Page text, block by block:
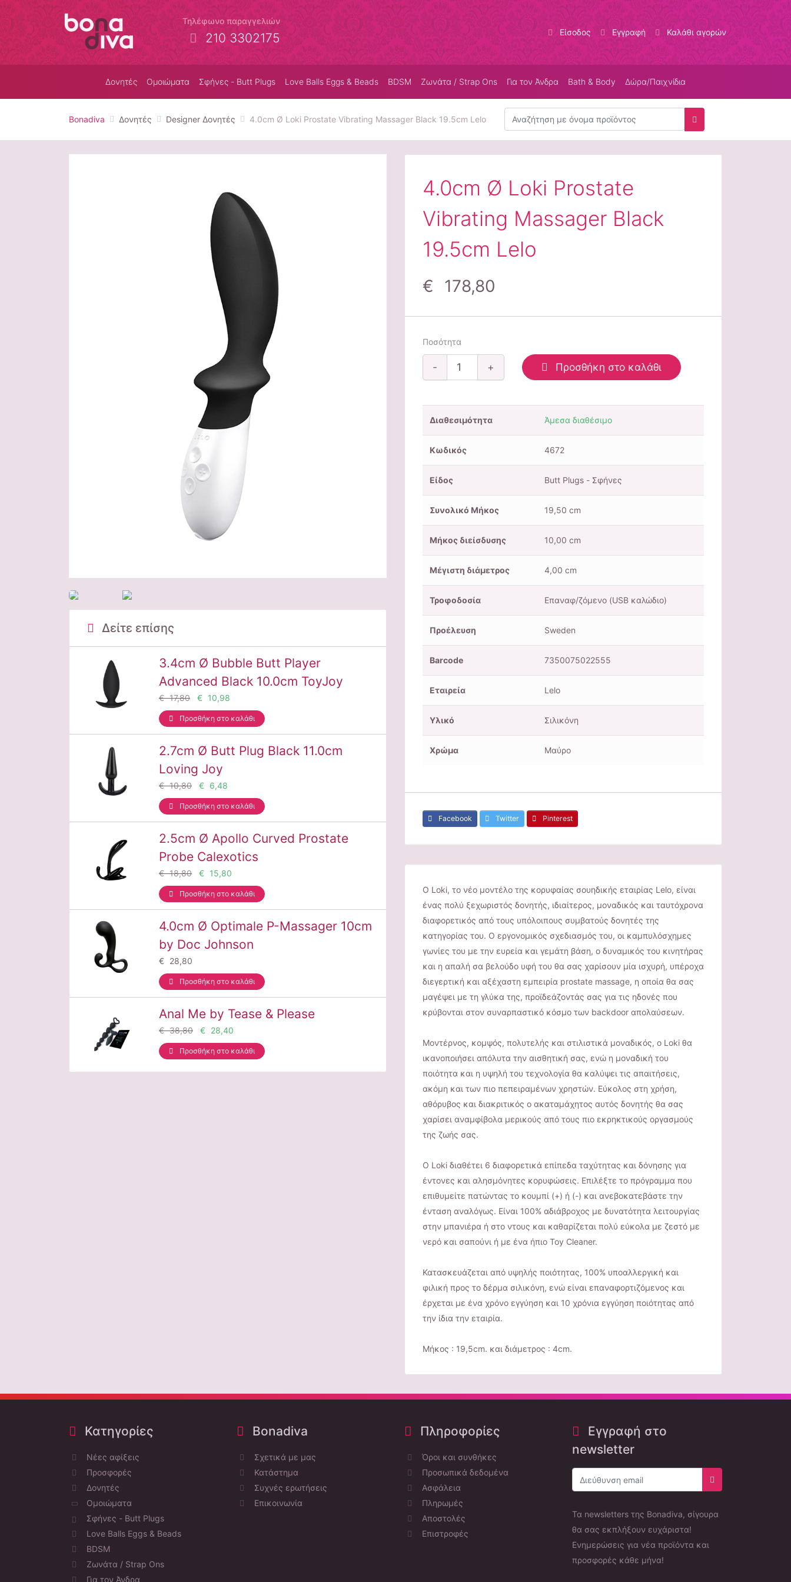
Τηλέφωνο παραγγελιών
210 3302175 Είσοδος Εγγραφή Καλάθι αγορών
Δονητές Ομοιώματα Σφήνες - Butt Plugs Love Balls Eggs & Beads BDSM Ζωνάτα / Strap Ons Για τον Άνδρα Bath & Body Δώρα/Παιχνίδια
Bonadiva Δονητές Designer Δονητές 4.0cm Ø Loki Prostate Vibrating Massager Black 19.5cm Lelo
Αναζήτηση
Αναζήτηση
4.0cm Ø Loki Prostate
Vibrating Massager Black
19.5cm Lelo
€ 178,80
Ποσότητα
- + Προσθήκη στο καλάθι
Διαθεσιμότητα Άμεσα διαθέσιμο
Κωδικός 4672
Είδος Butt Plugs - Σφήνες
Συνολικό Μήκος 19,50 cm
Μήκος διείσδυσης 10,00 cm
Μέγιστη διάμετρος 4,00 cm
Τροφοδοσία Επαναφ/ζόμενο (USB καλώδιο)
Προέλευση Sweden
Barcode 7350075022555
Εταιρεία Lelo
Υλικό Σιλικόνη
Χρώμα Μαύρo
Facebook Twitter Pinterest
Ο Loki, το νέο μοντέλο της κορυφαίας σουηδικής εταιρίας Lelo, είναι
ένας πολύ ξεχωριστός δονητής, ιδιαίτερος, μοναδικός και ταυτόχρονα
διαφορετικός από τους υπόλοιπους συμβατούς δονητές της
κατηγορίας του. Ο εργονομικός σχεδιασμός του, οι καμπυλόσχημες
γωνίες του με την ευρεία και γεμάτη βάση, ο δυναμικός του κινητήρας
και η απαλή σα βελούδο υφή του θα σας χαρίσουν μία ισχυρή, υπέροχα
διεγερτική και αξέχαστη εμπειρία prostate massage, η οποία θα σας
μαγέψει με τη γλύκα της, προϊδεάζοντάς σας για τις ηδονές που
κρύβονται στον συναρπαστικό κόσμο των backdoor απολαύσεων.
Μοντέρνος, κομψός, πολυτελής και στιλιστικά μοναδικός, ο Loki θα
ικανοποιήσει απόλυτα την αισθητική σας, ενώ η μοναδική του
ποιότητα και η υψηλή του τεχνολογία θα καλύψει τις απαιτήσεις,
ακόμη και των πιο πεπειραμένων χρηστών. Εύκολος στη χρήση,
αθόρυβος και διακριτικός ο ακαταμάχητος αυτός δονητής θα σας
χαρίσει αναμφίβολα μερικούς από τους πιο εκρηκτικούς οργασμούς
της ζωής σας.
Ο Loki διαθέτει 6 διαφορετικά επίπεδα ταχύτητας και δόνησης για
έντονες και αλησμόνητες κορυφώσεις. Επιλέξτε το πρόγραμμα που
επιθυμείτε πατώντας το κουμπί (+) ή (-) και ανεβοκατεβάστε την
ένταση αναλόγως. Είναι 100% αδιάβροχoς με δυνατότητα λειτουργίας
στην μπανιέρα ή στο ντους και καθαρίζεται πολύ εύκολα με ζεστό με
νερό και σαπούνι ή με ένα ήπιο Toy Cleaner.
Κατασκευάζεται από υψηλής ποιότητας, 100% υποαλλεργική και
φιλική προς το δέρμα σιλικόνη, ενώ είναι επαναφορτιζόμενος και
έρχεται με ένα χρόνο εγγύηση και 10 χρόνια εγγύηση ποιότητας από
την ίδια την εταιρία.
Μήκος : 19,5cm. και διάμετρος : 4cm.
Δείτε επίσης
3.4cm Ø Bubble Butt Player
Advanced Black 10.0cm ToyJoy
€ 17,80 € 10,98
Προσθήκη στο καλάθι
2.7cm Ø Butt Plug Black 11.0cm
Loving Joy
€ 10,80 € 6,48
Προσθήκη στο καλάθι
2.5cm Ø Apollo Curved Prostate
Probe Calexotics
€ 18,80 € 15,80
Προσθήκη στο καλάθι
4.0cm Ø Optimale P-Massager 10cm
by Doc Johnson
€ 28,80
Προσθήκη στο καλάθι
Anal Me by Tease & Please
€ 38,80 € 28,40
Προσθήκη στο καλάθι
Κατηγορίες
Νέες αφίξεις
Προσφορές
Δονητές
Ομοιώματα
Σφήνες - Butt Plugs
Love Balls Eggs & Beads
BDSM
Ζωνάτα / Strap Ons
Για τον Άνδρα
Bonadiva
Σχετικά με μας
Κατάστημα
Συχνές ερωτήσεις
Επικοινωνία
Πληροφορίες
Όροι και συνθήκες
Προσωπικά δεδομένα
Ασφάλεια
Πληρωμές
Αποστολές
Επιστροφές
Εγγραφή στο
newsletter
Εγγραφή στο
Τα newsletters της Bonadiva, σίγουρα
θα σας εκπλήξουν ευχάριστα!
Ενημερώσεις για νέα προϊόντα και
προσφορές κάθε μήνα!